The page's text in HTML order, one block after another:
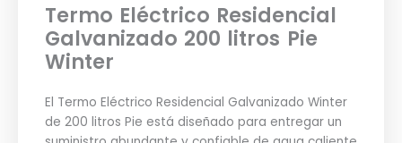
Termo Eléctrico Residencial
Galvanizado 200 litros Pie
Winter
El Termo Eléctrico Residencial Galvanizado Winter
de 200 litros Pie está diseñado para entregar un